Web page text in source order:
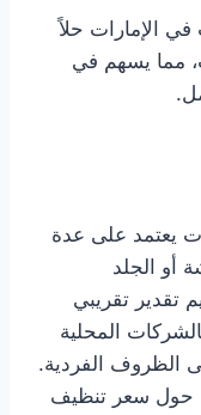
الإمارات حلاً
مما يسهم في
يعتمد على عدة
أو الجلد
تقدير تقريبي
المحلية
الظروف الفردية.
حول سعر تنظيف